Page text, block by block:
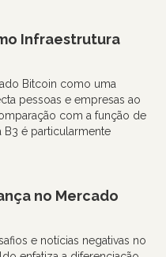
Infraestrutura
Bitcoin como uma
pessoas e empresas ao
com a função de
B3 é particularmente
no Mercado
e notícias negativas no